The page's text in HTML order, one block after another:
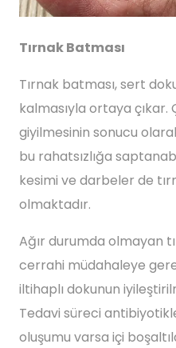
Tırnak Batması
Tırnak batması, sert
kalmasıyla ortaya
giyilmesinin sonucu
bu rahatsızlığa
kesimi ve darbeler de
olmaktadır.
Ağır durumda olmayan
cerrahi müdahaleye
iltihaplı dokunun
Tedavi süreci
oluşumu varsa içi